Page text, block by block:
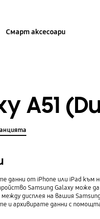
Смарт аксесоари
A51
данни от iPhone или iPad към
Samsung Galaxy може
дисплея на вашия
и архивирате данни с